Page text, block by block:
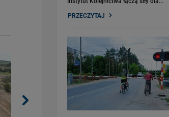
PRZECZYTAJ